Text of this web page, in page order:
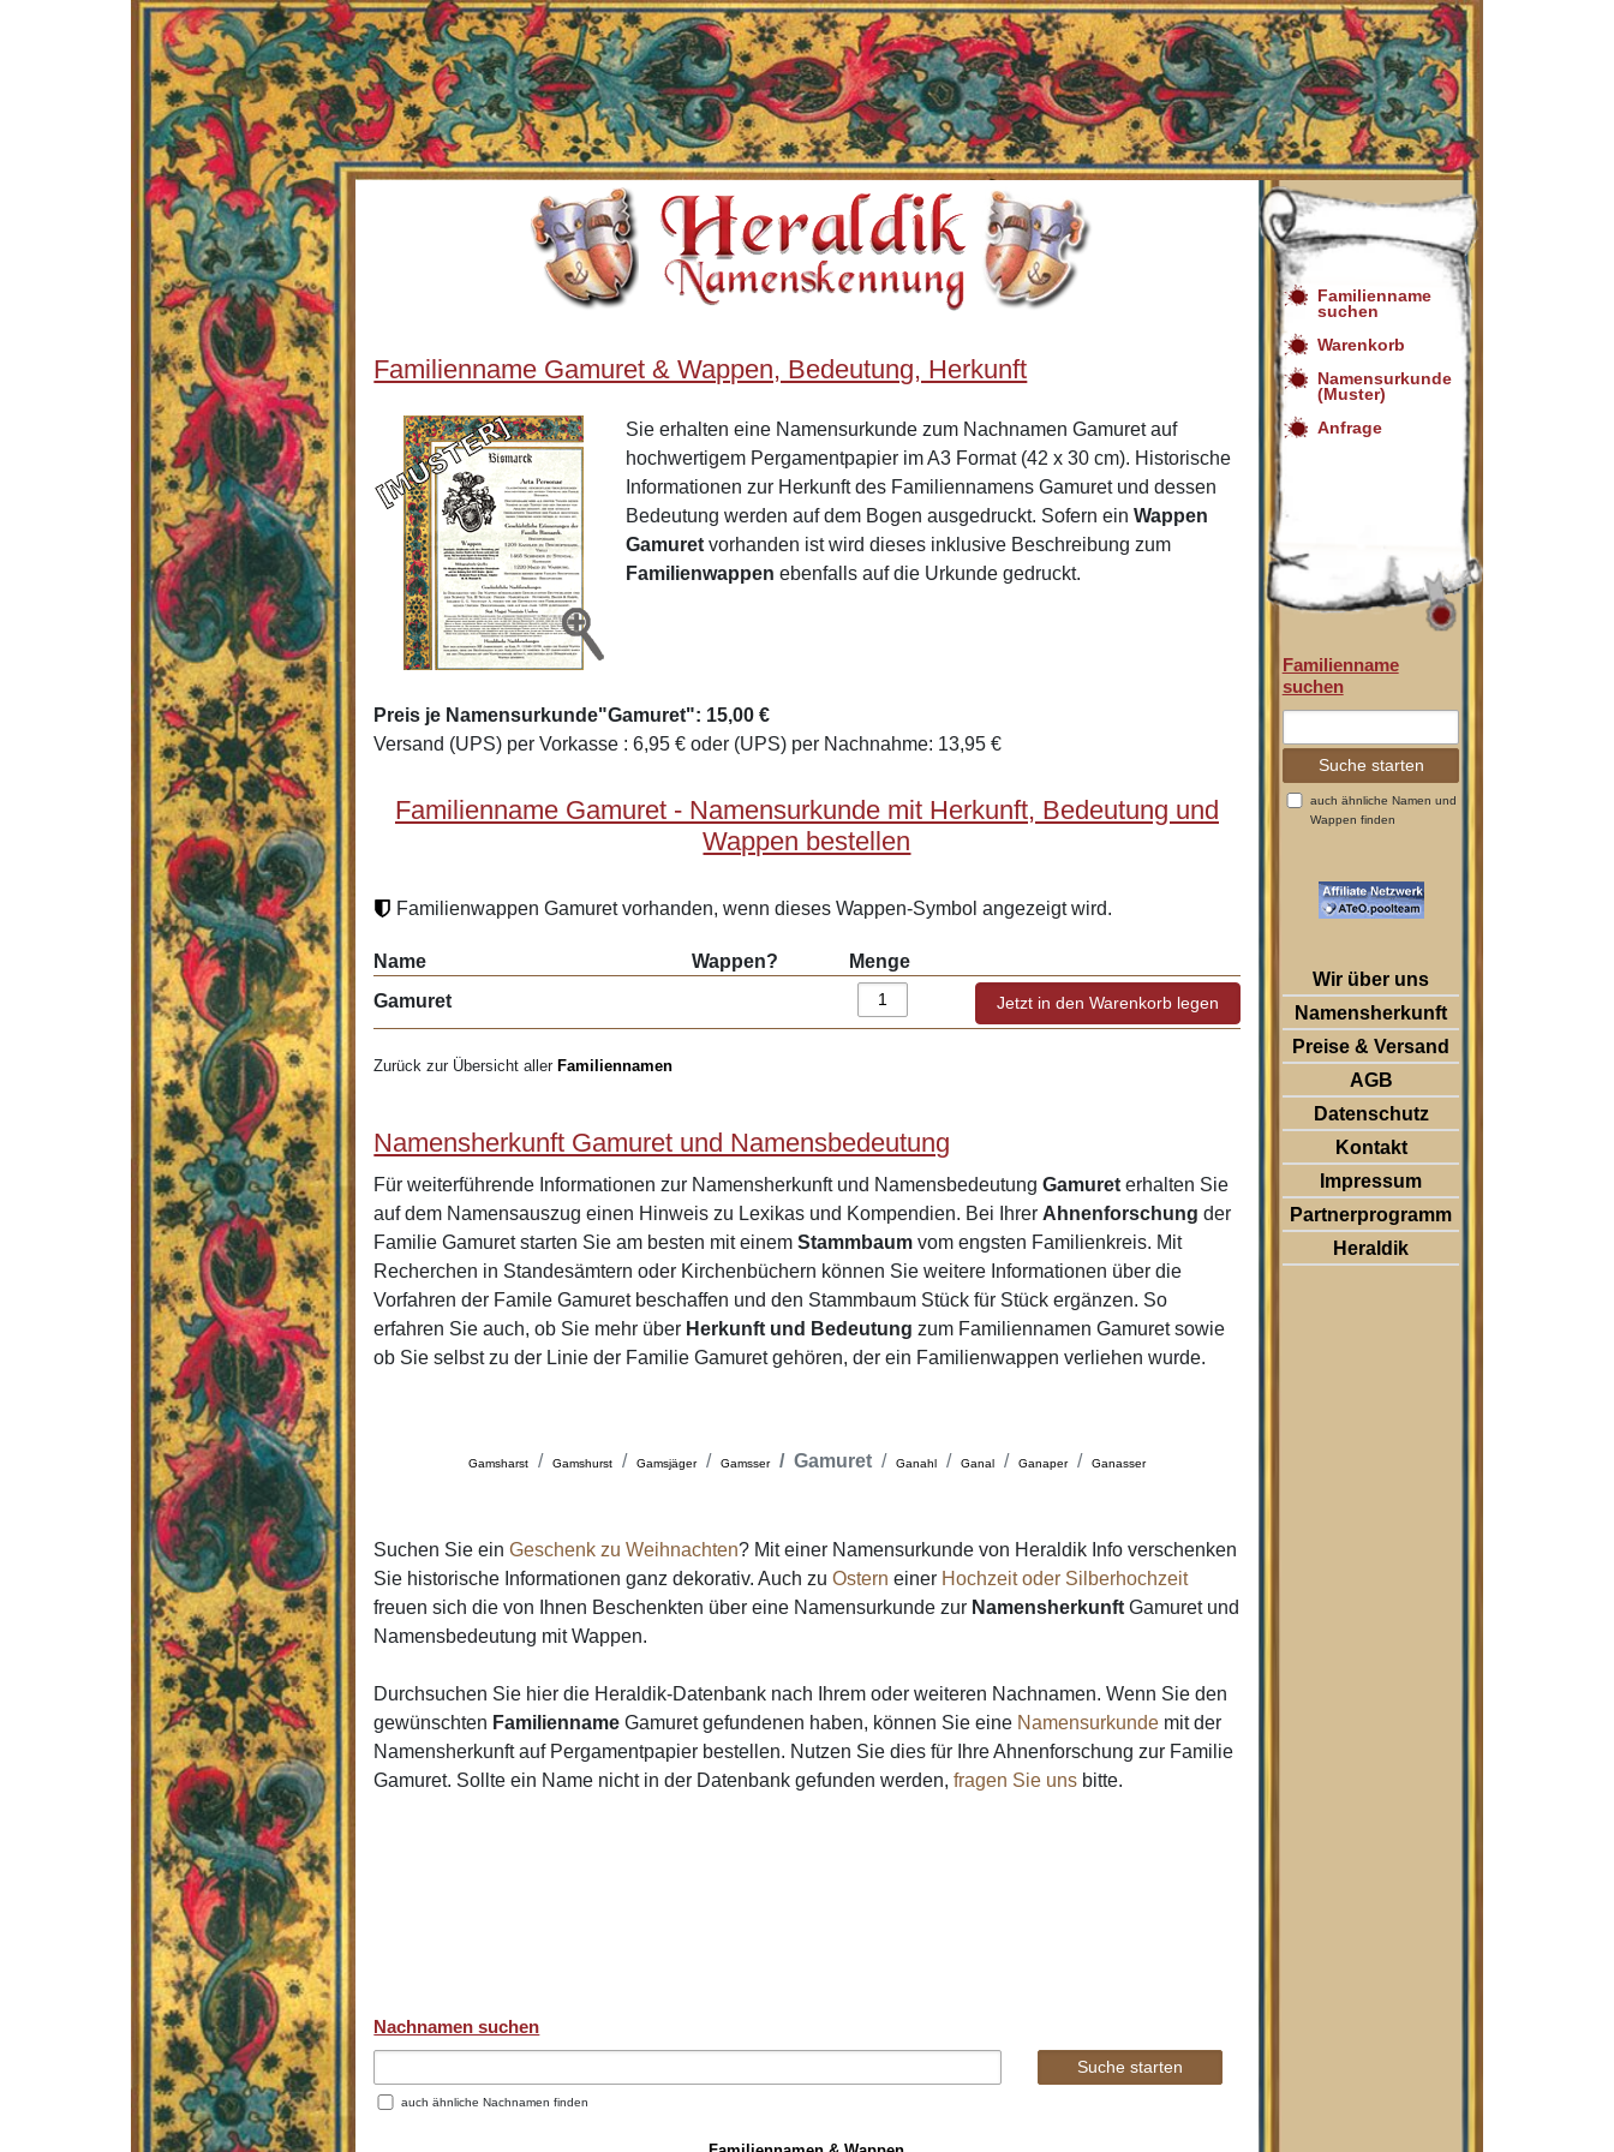
Familienname Gamuret & Wappen, Bedeutung, Herkunft
Sie erhalten eine Namensurkunde zum Nachnamen Gamuret auf
hochwertigem Pergamentpapier im A3 Format (42 x 30 cm). Historische
Informationen zur Herkunft des Familiennamens Gamuret und dessen
Bedeutung werden auf dem Bogen ausgedruckt. Sofern einWappen
Gamuret vorhanden ist wird dieses inklusive Beschreibung zum
Familienwappen ebenfalls auf die Urkunde gedruckt.
Preis je Namensurkunde"Gamuret": 15,00 €
Versand (UPS) per Vorkasse : 6,95 € oder (UPS) per Nachnahme: 13,95 €
Familienname Gamuret - Namensurkunde mit Herkunft, Bedeutung und
Wappen bestellen
Familienwappen Gamuret vorhanden, wenn dieses Wappen-Symbol angezeigt wird.
Name Wappen?
Menge
Gamuret
Zurück zur Übersicht aller Familiennamen
Namensherkunft Gamuret und Namensbedeutung
Für weiterführende Informationen zur Namensherkunft und NamensbedeutungGamuret erhalten Sie
auf dem Namensauszug einen Hinweis zu Lexikas und Kompendien. Bei Ihrer Ahnenforschung der
Familie Gamuret starten Sie am besten mit einemStammbaum vom engsten Familienkreis. Mit
Recherchen in Standesämtern oder Kirchenbüchern können Sie weitere Informationen über die
Vorfahren der Famile Gamuret beschaffen und den Stammbaum Stück für Stück ergänzen. So
erfahren Sie auch, ob Sie mehr über Herkunft und Bedeutung zum Familiennamen Gamuret sowie
ob Sie selbst zu der Linie der Familie Gamuret gehören, der ein Familienwappen verliehen wurde.
Gamsharst Gamshurst Gamsjäger Gamsser Gamuret Ganahl Ganal Ganaper Ganasser
Suchen Sie einGeschenk zu Weihnachten? Mit einer Namensurkunde von Heraldik Info verschenken
Sie historische Informationen ganz dekorativ. Auch zuOstern einer Hochzeit oder Silberhochzeit
freuen sich die von Ihnen Beschenkten über eine Namensurkunde zur Namensherkunft Gamuret und
Namensbedeutung mit Wappen.
Durchsuchen Sie hier die Heraldik-Datenbank nach Ihrem oder weiteren Nachnamen. Wenn Sie den
gewünschten Familienname Gamuret gefundenen haben, können Sie eine Namensurkunde mit der
Namensherkunft auf Pergamentpapier bestellen. Nutzen Sie dies für Ihre Ahnenforschung zur Familie
Gamuret. Sollte ein Name nicht in der Datenbank gefunden werden,fragen Sie uns bitte.
Nachnamen suchen
auch ähnliche Nachnamen finden
Familienname
suchen
Warenkorb
Namensurkunde
(Muster)
Anfrage
Familienname
suchen
auch ähnliche Namen und
Wappen finden
Wir über uns
Namensherkunft
Preise & Versand
AGB
Datenschutz
Kontakt
Impressum
Partnerprogramm
Heraldik